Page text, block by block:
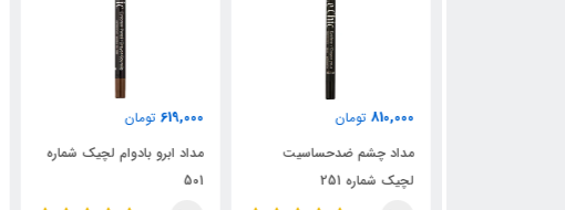
810,000 تومان
مداد چشم ضدحساسیت
لچیک شماره 251
619,000 تومان
مداد ابرو بادوام لچیک شماره
501